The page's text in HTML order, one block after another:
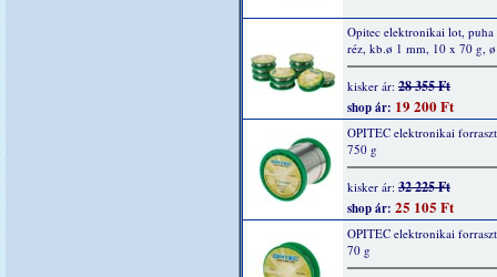
Opitec elektronikai lot, puha
réz, kb.ø 1 mm, 10 x 70 g,
kisker ár: 28 355 Ft
shop ár: 19 200 Ft
OPITEC elektronikai
750 g
kisker ár: 32 225 Ft
shop ár: 25 105 Ft
OPITEC elektronikai
70 g